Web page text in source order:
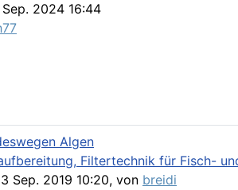
2024 16:44
Algen
Filtertechnik für Fisch-
Sep. 2019 10:20, von breidi